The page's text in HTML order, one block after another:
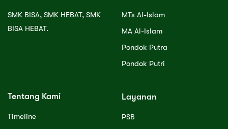
SMK BISA, SMK HEBAT, SMK
BISA HEBAT.
MTs Al-Islam
MA Al-Islam
Pondok Putra
Pondok Putri
Tentang Kami
Timeline
Layanan
PSB